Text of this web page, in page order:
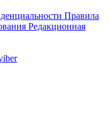
Правила
Редакционная